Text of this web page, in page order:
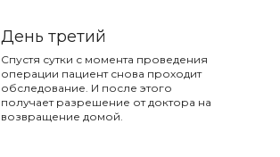
День третий
Спустя сутки с момента проведения
операции пациент снова проходит
обследование. И после этого
получает разрешение от доктора на
возвращение домой.​​​​​​​